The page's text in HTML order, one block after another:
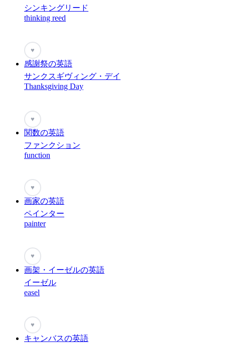
シンキングリード
thinking reed
♥
感謝祭の英語
サンクスギヴィング・デイ
Thanksgiving Day
♥
関数の英語
ファンクション
function
♥
画家の英語
ペインター
painter
♥
画架・イーゼルの英語
イーゼル
easel
♥
キャンバスの英語